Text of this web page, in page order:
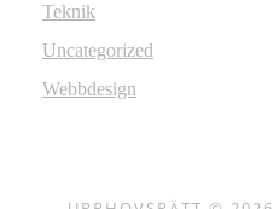
Teknik
Uncategorized
Webbdesign